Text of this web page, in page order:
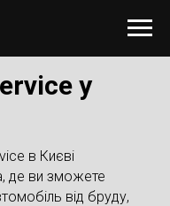
у
в Києві
де ви зможете
від бруду,